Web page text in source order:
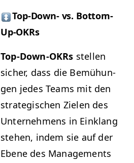
Top-Down- vs. Bottom-
Up-OKRs
Top-Down-OKRs stellen
sich­er, dass die Bemühun­
gen jedes Teams mit den
strate­gis­chen Zie­len des
Unternehmens in Ein­klang
ste­hen, indem sie auf der
Ebene des Man­age­ments